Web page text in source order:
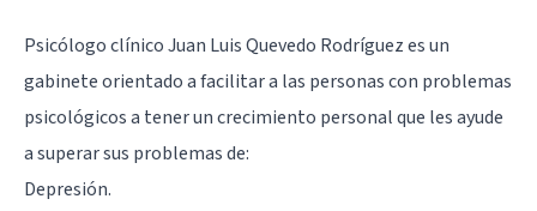
Psicólogo clínico Juan Luis Quevedo Rodríguez es un
gabinete orientado a facilitar a las personas con problemas
psicológicos a tener un crecimiento personal que les ayude
a superar sus problemas de:
Depresión.